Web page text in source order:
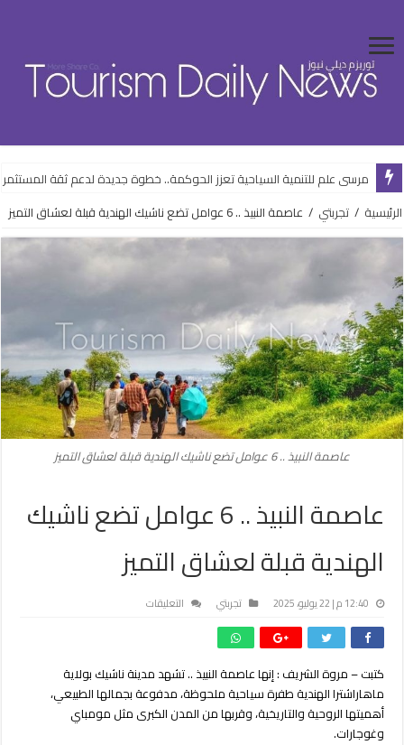
مرسى علم للتنمية السياحية تعزز الحوكمة.. خطوة جديدة لدعم ثقة
الرئيسية / تجربتي / عاصمة النبيذ .. 6 عوامل تضع ناشيك الهندية قبلة لعشاق التميز
عاصمة النبيذ .. 6 عوامل تضع ناشيك الهندية قبلة لعشاق التميز
عاصمة النبيذ .. 6 عوامل تضع ناشيك
الهندية قبلة لعشاق التميز
12:40 م | 22 يوليو، 2025 تجربتي التعليقات
6
عوامل
تضع
كتبت – مروة الشريف : إنها عاصمة النبيذ ..تشهد مدينة ناشيك بولاية
ماهاراشترا الهندية طفرة سياحية ملحوظة، مدفوعة بجمالها الطبيعي،
أهميتها الروحية والتاريخية، وقربها من المدن الكبرى مثل مومباي
وغوجارات.